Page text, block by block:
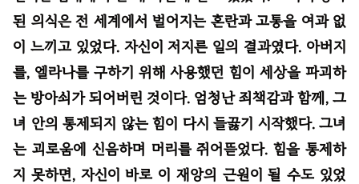
된 의식은 전 세계에서 벌어지는 혼란과 고통을 여과 없
이 느끼고 있었다. 자신이 저지른 일의 결과였다. 아버지
를, 엘라나를 구하기 위해 사용했던 힘이 세상을 파괴하
는 방아쇠가 되어버린 것이다. 엄청난 죄책감과 함께, 그
녀 안의 통제되지 않는 힘이 다시 들끓기 시작했다. 그녀
는 괴로움에 신음하며 머리를 쥐어뜯었다. 힘을 통제하
지 못하면, 자신이 바로 이 재앙의 근원이 될 수도 있었